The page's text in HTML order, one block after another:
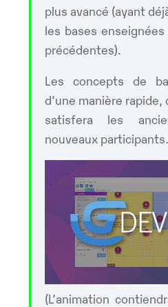
plus avancé (ayant
les bases
précédentes).
Les concepts de
d’une manière rapide,
satisfera les
nouveaux participants.
(L’animation